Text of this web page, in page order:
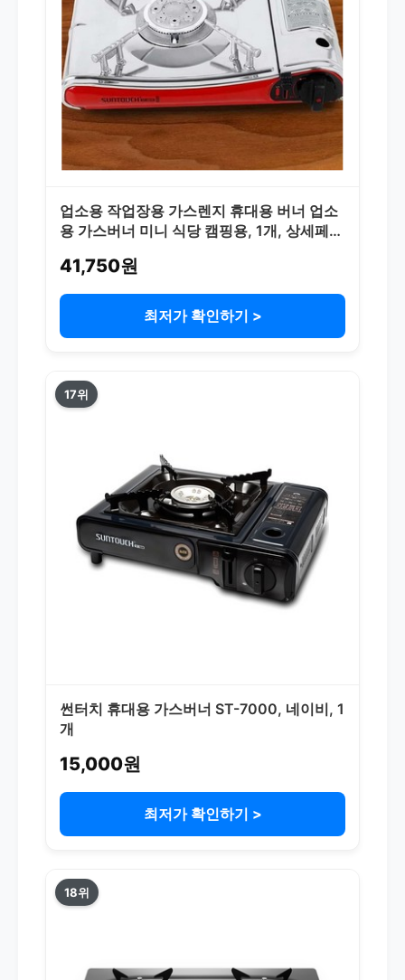
업소용 작업장용 가스렌지 휴대용 버너 업소
용 가스버너 미니 식당 캠핑용, 1개, 상세페이
41,750원
최저가 확인하기 >
17위
썬터치 휴대용 가스버너 ST-7000, 네이비, 1
개
15,000원
최저가 확인하기 >
18위